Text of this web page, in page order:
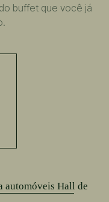
buffet que você já
automóveis Hall de